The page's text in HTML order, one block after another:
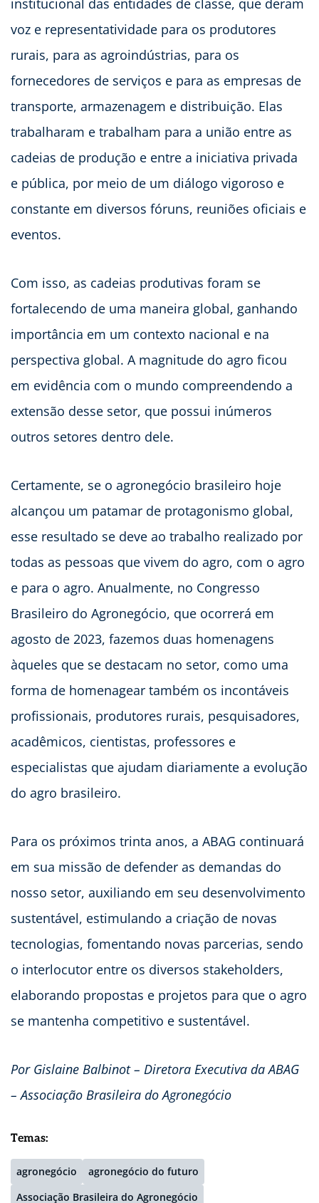
institucional das entidades de classe, que deram
voz e representatividade para os produtores
rurais, para as agroindústrias, para os
fornecedores de serviços e para as empresas de
transporte, armazenagem e distribuição. Elas
trabalharam e trabalham para a união entre as
cadeias de produção e entre a iniciativa privada
e pública, por meio de um diálogo vigoroso e
constante em diversos fóruns, reuniões oficiais e
eventos.
Com isso, as cadeias produtivas foram se
fortalecendo de uma maneira global, ganhando
importância em um contexto nacional e na
perspectiva global. A magnitude do agro ficou
em evidência com o mundo compreendendo a
extensão desse setor, que possui inúmeros
outros setores dentro dele.
Certamente, se o agronegócio brasileiro hoje
alcançou um patamar de protagonismo global,
esse resultado se deve ao trabalho realizado por
todas as pessoas que vivem do agro, com o agro
e para o agro. Anualmente, no Congresso
Brasileiro do Agronegócio, que ocorrerá em
agosto de 2023, fazemos duas homenagens
àqueles que se destacam no setor, como uma
forma de homenagear também os incontáveis
profissionais, produtores rurais, pesquisadores,
acadêmicos, cientistas, professores e
especialistas que ajudam diariamente a evolução
do agro brasileiro.
Para os próximos trinta anos, a ABAG continuará
em sua missão de defender as demandas do
nosso setor, auxiliando em seu desenvolvimento
sustentável, estimulando a criação de novas
tecnologias, fomentando novas parcerias, sendo
o interlocutor entre os diversos stakeholders,
elaborando propostas e projetos para que o agro
se mantenha competitivo e sustentável.
Por Gislaine Balbinot – Diretora Executiva da ABAG
– Associação Brasileira do Agronegócio
Temas:
agronegócio
agronegócio do futuro
Associação Brasileira do Agronegócio